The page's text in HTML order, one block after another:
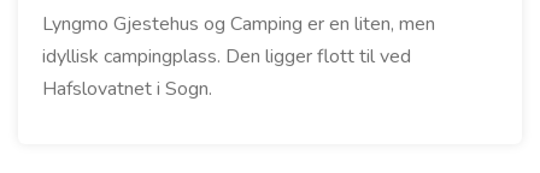
Lyngmo Gjestehus og Camping er en liten, men
idyllisk campingplass. Den ligger flott til ved
Hafslovatnet i Sogn.